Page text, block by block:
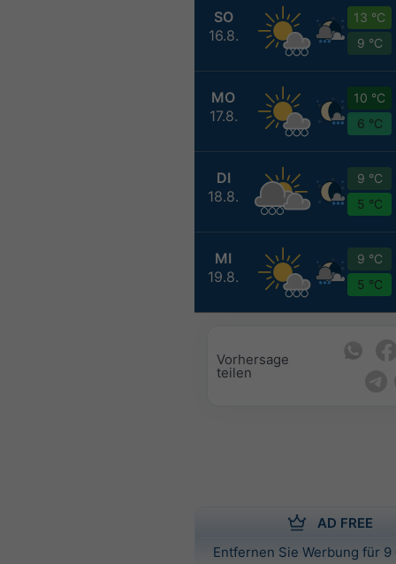
SO
16.8.
13 °C
9 °C
MO
17.8.
10 °C
6 °C
DI
18.8.
9 °C
5 °C
MI
19.8.
9 °C
5 °C
Vorhersage
teilen
AD FREE
Entfernen Sie Werbung für